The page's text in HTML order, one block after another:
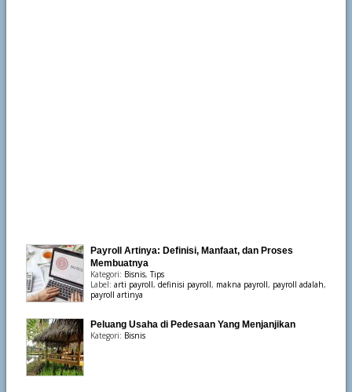
Payroll Artinya: Definisi, Manfaat, dan Proses
Membuatnya
Kategori: Bisnis,Tips
Label: arti payroll, definisi payroll, makna payroll, payroll adalah,
payroll artinya
Peluang Usaha di Pedesaan Yang Menjanjikan
Kategori: Bisnis